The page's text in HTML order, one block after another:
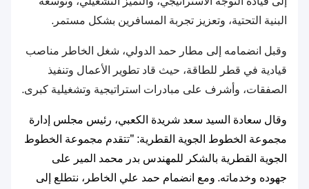
البنية التحتية، وتعزيز تجربة المسافرين بشكل مستمر.
وقبل انضمامه إلى مطار حمد الدولي، شغل الخاطر مناصب
قيادية في قطر للطاقة، حيث قاد تطوير الأعمال وتنفيذ
الصفقات، وأشرف على مبادرات استراتيجية وتشغيلية كبرى.
وقال سعادة السيد سعد شريدة الكعبي، رئيس مجلس إدارة
مجموعة الخطوط الجوية القطرية: "تتقدم مجموعة الخطوط
الجوية القطرية بالشكر للمهندس بدر محمد المير على
جهوده وخدماته. ومع انضمام حمد علي الخاطر، نتطلع إلى